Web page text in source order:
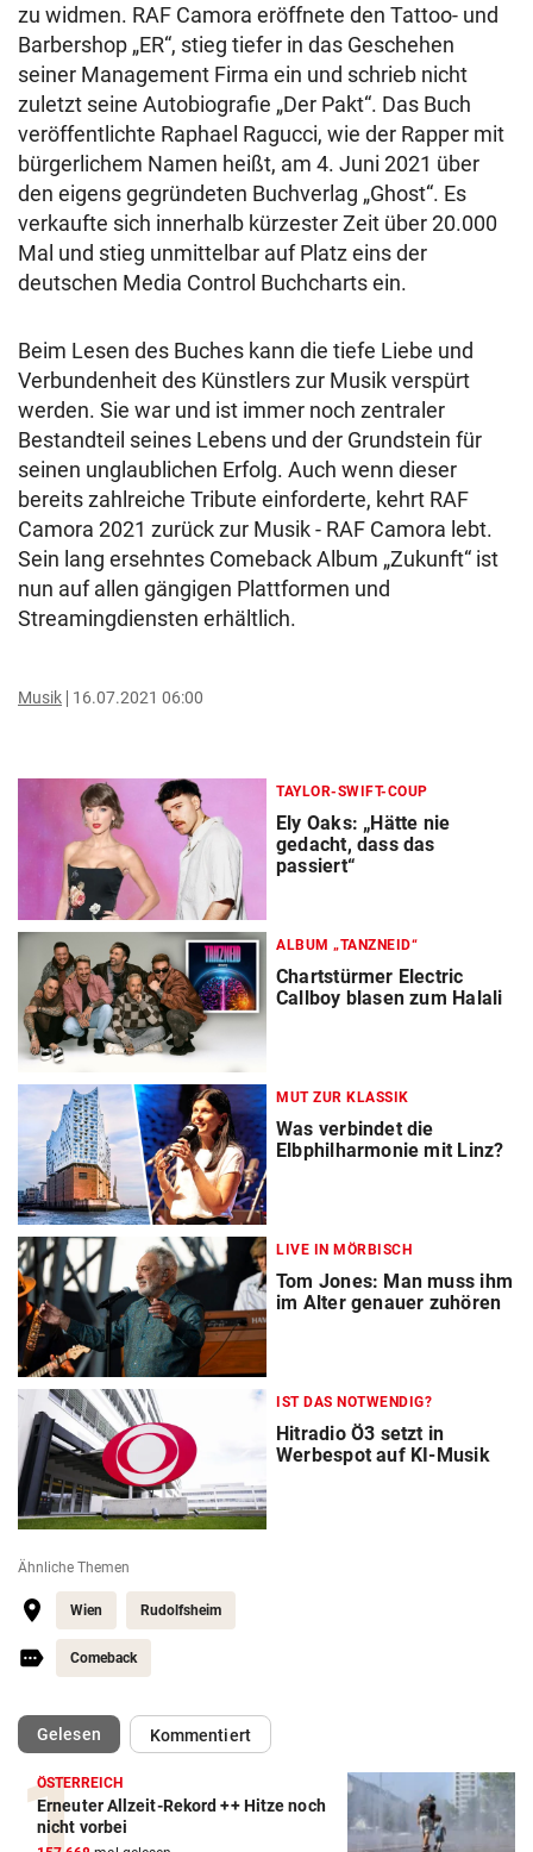
zu widmen. RAF Camora eröffnete den Tattoo- und
Barbershop „ER“, stieg tiefer in das Geschehen
seiner Management Firma ein und schrieb nicht
zuletzt seine Autobiografie „Der Pakt“. Das Buch
veröffentlichte Raphael Ragucci, wie der Rapper mit
bürgerlichem Namen heißt, am 4. Juni 2021 über
den eigens gegründeten Buchverlag „Ghost“. Es
verkaufte sich innerhalb kürzester Zeit über 20.000
Mal und stieg unmittelbar auf Platz eins der
deutschen Media Control Buchcharts ein.
Beim Lesen des Buches kann die tiefe Liebe und
Verbundenheit des Künstlers zur Musik verspürt
werden. Sie war und ist immer noch zentraler
Bestandteil seines Lebens und der Grundstein für
seinen unglaublichen Erfolg. Auch wenn dieser
bereits zahlreiche Tribute einforderte, kehrt RAF
Camora 2021 zurück zur Musik - RAF Camora lebt.
Sein lang ersehntes Comeback Album „Zukunft“ ist
nun auf allen gängigen Plattformen und
Streamingdiensten erhältlich.
Musik 16.07.2021 06:00
TAYLOR-SWIFT-COUP
Ely Oaks: „Hätte nie
gedacht, dass das
passiert“
ALBUM „TANZNEID“
Chartstürmer Electric
Callboy blasen zum Halali
MUT ZUR KLASSIK
Was verbindet die
Elbphilharmonie mit Linz?
LIVE IN MÖRBISCH
Tom Jones: Man muss ihm
im Alter genauer zuhören
IST DAS NOTWENDIG?
Hitradio Ö3 setzt in
Werbespot auf KI-Musik
Ähnliche Themen
Wien Rudolfsheim
Comeback
Gelesen(ausgewählt)Kommentiert
ÖSTERREICH
Erneuter Allzeit-Rekord ++ Hitze noch
nicht vorbei